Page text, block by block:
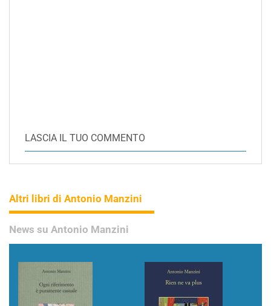
LASCIA IL TUO COMMENTO
Altri libri di Antonio Manzini
News su Antonio Manzini